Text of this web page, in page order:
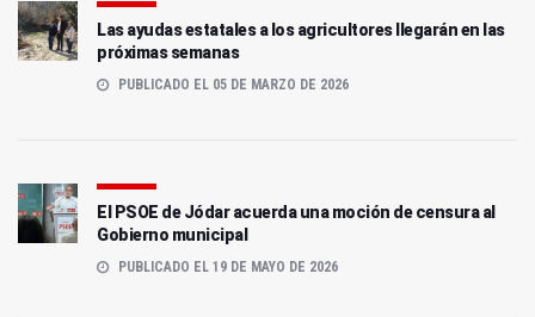
Las ayudas estatales a los agricultores llegarán en las
próximas semanas
PUBLICADO EL 05 DE MARZO DE 2026
El PSOE de Jódar acuerda una moción de censura al
Gobierno municipal
PUBLICADO EL 19 DE MAYO DE 2026